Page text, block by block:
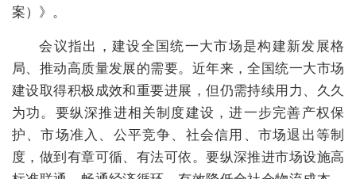
案）》。
会议指出，建设全国统一大市场是构建新发展格
局、推动高质量发展的需要。近年来，全国统一大市场
建设取得积极成效和重要进展，但仍需持续用力、久久
为功。要纵深推进相关制度建设，进一步完善产权保
护、市场准入、公平竞争、社会信用、市场退出等制
度，做到有章可循、有法可依。要纵深推进市场设施高